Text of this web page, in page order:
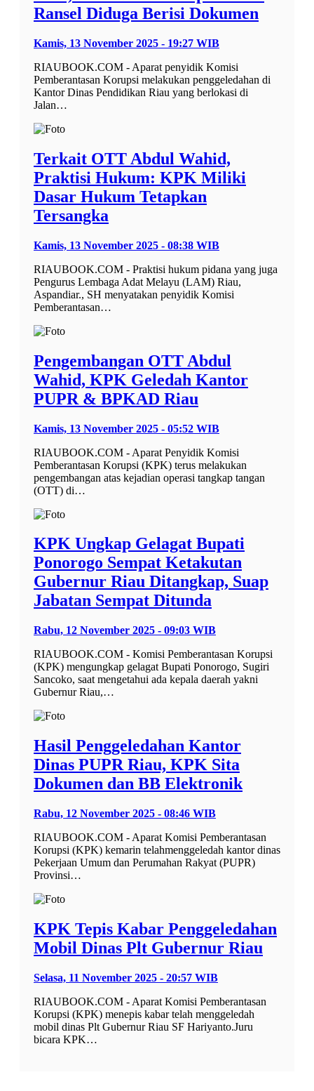
Ransel Diduga Berisi Dokumen
Kamis, 13 November 2025 - 19:27 WIB
RIAUBOOK.COM - Aparat penyidik Komisi
Pemberantasan Korupsi melakukan penggeledahan di
Kantor Dinas Pendidikan Riau yang berlokasi di
Jalan…
Terkait OTT Abdul Wahid,
Praktisi Hukum: KPK Miliki
Dasar Hukum Tetapkan
Tersangka
Kamis, 13 November 2025 - 08:38 WIB
RIAUBOOK.COM - Praktisi hukum pidana yang juga
Pengurus Lembaga Adat Melayu (LAM) Riau,
Aspandiar., SH menyatakan penyidik Komisi
Pemberantasan…
Pengembangan OTT Abdul
Wahid, KPK Geledah Kantor
PUPR & BPKAD Riau
Kamis, 13 November 2025 - 05:52 WIB
RIAUBOOK.COM - Aparat Penyidik Komisi
Pemberantasan Korupsi (KPK) terus melakukan
pengembangan atas kejadian operasi tangkap tangan
(OTT) di…
KPK Ungkap Gelagat Bupati
Ponorogo Sempat Ketakutan
Gubernur Riau Ditangkap, Suap
Jabatan Sempat Ditunda
Rabu, 12 November 2025 - 09:03 WIB
RIAUBOOK.COM - Komisi Pemberantasan Korupsi
(KPK) mengungkap gelagat Bupati Ponorogo, Sugiri
Sancoko, saat mengetahui ada kepala daerah yakni
Gubernur Riau,…
Hasil Penggeledahan Kantor
Dinas PUPR Riau, KPK Sita
Dokumen dan BB Elektronik
Rabu, 12 November 2025 - 08:46 WIB
RIAUBOOK.COM - Aparat Komisi Pemberantasan
Korupsi (KPK) kemarin telahmenggeledah kantor dinas
Pekerjaan Umum dan Perumahan Rakyat (PUPR)
Provinsi…
KPK Tepis Kabar Penggeledahan
Mobil Dinas Plt Gubernur Riau
Selasa, 11 November 2025 - 20:57 WIB
RIAUBOOK.COM - Aparat Komisi Pemberantasan
Korupsi (KPK) menepis kabar telah menggeledah
mobil dinas Plt Gubernur Riau SF Hariyanto.Juru
bicara KPK…